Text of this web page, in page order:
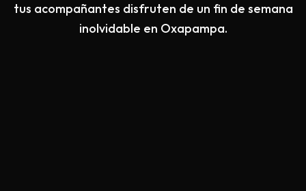
tus acompañantes disfruten de un fin de semana
inolvidable en Oxapampa.